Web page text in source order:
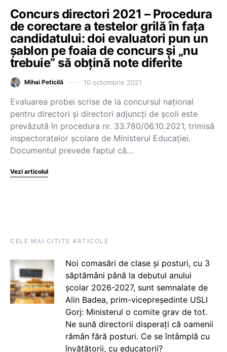
Concurs directori 2021 – Procedura
de corectare a testelor grilă în fața
candidatului: doi evaluatori pun un
șablon pe foaia de concurs și „nu
trebuie” să obțină note diferite
Mihai Peticilă 10 octombrie 2021
Evaluarea probei scrise de la concursul național
pentru directori și directori adjuncți de școli este
prevăzută în procedura nr. 33.780/06.10.2021, trimisă
inspectoratelor școlare de Ministerul Educației.
Documentul prevede faptul că…
Vezi articolul
CELE MAI CITITE ARTICOLE
Noi comasări de clase și posturi, cu 3
săptămâni până la debutul anului
școlar 2026-2027, sunt semnalate de
Alin Badea, prim-vicepreședinte USLI
Gorj: Ministerul o comite grav de tot.
Ne sună directorii disperați că oamenii
rămân fără posturi. Ce se întâmplă cu
învățătorii, cu educatorii?